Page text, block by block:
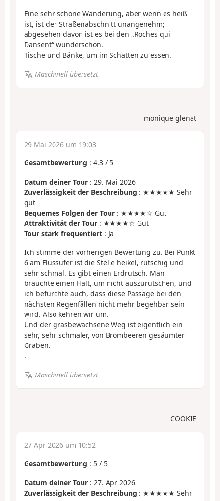
Eine sehr schöne Wanderung, aber wenn es heiß
ist, ist der Straßenabschnitt unangenehm;
abgesehen davon ist es bei den „Roches qui
Dansent“ wunderschön.
Tische und Bänke, um im Schatten zu essen.
Maschinell übersetzt
monique glenat
29 Mai 2026 um 19:03
Gesamtbewertung : 4.3 / 5
Datum deiner Tour : 29. Mai 2026
Zuverlässigkeit der Beschreibung : ★★★★★ Sehr
gut
Bequemes Folgen der Tour : ★★★★☆ Gut
Attraktivität der Tour : ★★★★☆ Gut
Tour stark frequentiert : Ja
Ich stimme der vorherigen Bewertung zu. Bei Punkt
6 am Flussufer ist die Stelle heikel, rutschig und
sehr schmal. Es gibt einen Erdrutsch. Man
bräuchte einen Halt, um nicht auszurutschen, und
ich befürchte auch, dass diese Passage bei den
nächsten Regenfällen nicht mehr begehbar sein
wird. Also kehren wir um.
Und der grasbewachsene Weg ist eigentlich ein
sehr, sehr schmaler, von Brombeeren gesäumter
Graben.
.
Maschinell übersetzt
COOKIE
27 Apr 2026 um 10:52
Gesamtbewertung : 5 / 5
Datum deiner Tour : 27. Apr 2026
Zuverlässigkeit der Beschreibung : ★★★★★ Sehr